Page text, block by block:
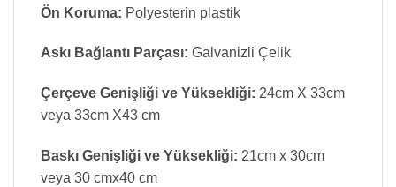
Ön Koruma: Polyesterin plastik
Askı Bağlantı Parçası: Galvanizli Çelik
Çerçeve Genişliği ve Yüksekliği: 24cm X 33cm
veya 33cm X43 cm
Baskı Genişliği ve Yüksekliği: 21cm x 30cm
veya 30 cmx40 cm